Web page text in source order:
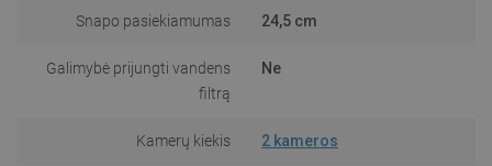
Snapo pasiekiamumas 24,5 cm
Galimybė prijungti vandens
filtrą
Ne
Kamerų kiekis 2 kameros